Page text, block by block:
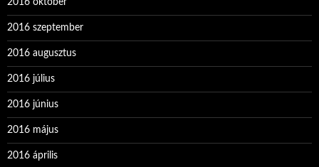
2016 október
2016 szeptember
2016 augusztus
2016 július
2016 június
2016 május
2016 április